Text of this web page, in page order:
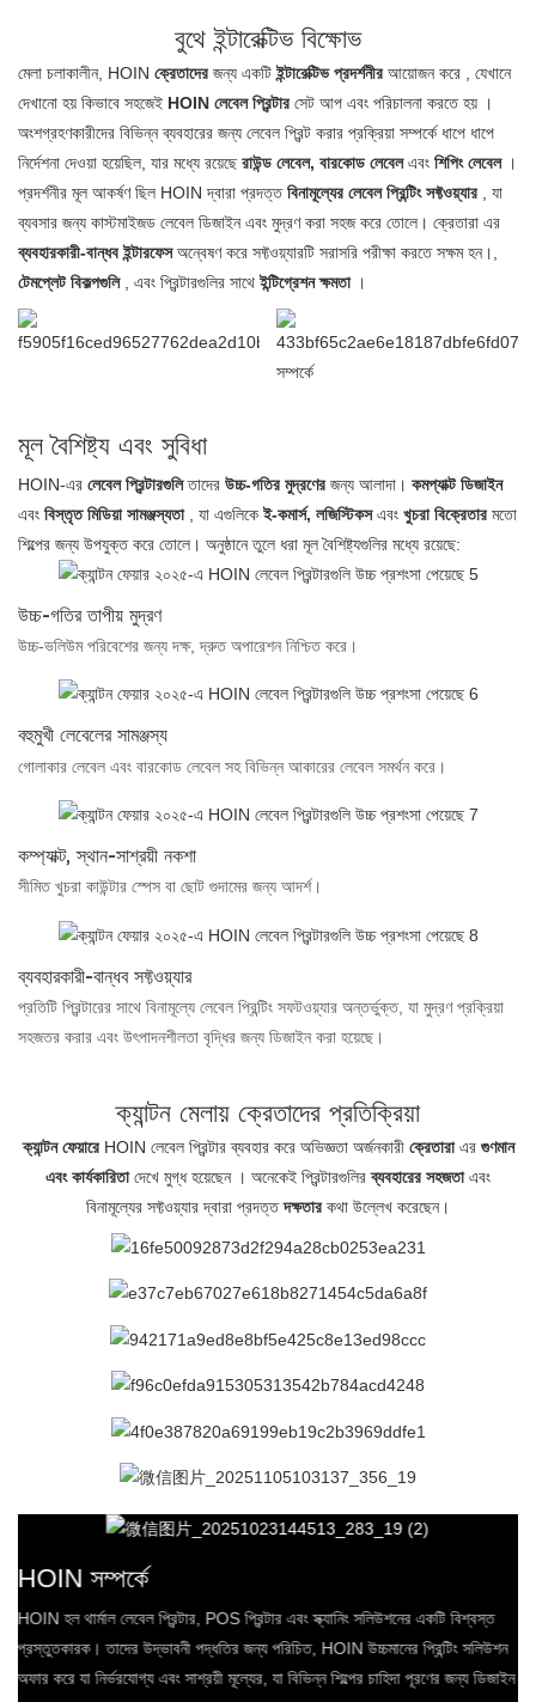
বুথে ইন্টারেক্টিভ বিক্ষোভ
মেলা চলাকালীন, HOIN ক্রেতাদের জন্য একটিইন্টারেক্টিভ প্রদর্শনীর আয়োজন করে
, যেখানে
দেখানো হয় কিভাবে সহজেই HOIN লেবেল প্রিন্টার সেট আপ এবং পরিচালনা করতে হয় ।
অংশগ্রহণকারীদের বিভিন্ন ব্যবহারের জন্য লেবেল প্রিন্ট করার প্রক্রিয়া সম্পর্কে ধাপে ধাপে
নির্দেশনা দেওয়া হয়েছিল, যার মধ্যে রয়েছে রাউন্ড লেবেল, বারকোড লেবেল এবং শিপিং লেবেল ।
প্রদর্শনীর মূল আকর্ষণ ছিল HOIN দ্বারা প্রদত্তবিনামূল্যের লেবেল প্রিন্টিং সফ্টওয়্যার , যা
ব্যবসার জন্য কাস্টমাইজড লেবেল ডিজাইন এবং মুদ্রণ করা সহজ করে তোলে। ক্রেতারা এর
ব্যবহারকারী-বান্ধব ইন্টারফেস অন্বেষণ করে সফ্টওয়্যারটি সরাসরি পরীক্ষা করতে সক্ষম হন।
টেমপ্লেট বিকল্পগুলি
, এবং প্রিন্টারগুলির সাথে ইন্টিগ্রেশন ক্ষমতা।
মূল বৈশিষ্ট্য এবং সুবিধা
HOIN-এর লেবেল প্রিন্টারগুলিতাদের উচ্চ-গতির মুদ্রণের জন্য আলাদা। কমপ্যাক্ট ডিজাইন
এবং বিস্তৃত মিডিয়া সামঞ্জস্যতা, যা এগুলিকেই-কমার্স, লজিস্টিকসএবং খুচরা বিক্রেতার মতো
শিল্পের জন্য উপযুক্ত করে তোলে। অনুষ্ঠানে তুলে ধরা মূল বৈশিষ্ট্যগুলির মধ্যে রয়েছে:
উচ্চ-গতির তাপীয় মুদ্রণ
উচ্চ-ভলিউম পরিবেশের জন্য দক্ষ, দ্রুত অপারেশন নিশ্চিত করে।
বহুমুখী লেবেলের সামঞ্জস্য
গোলাকার লেবেল এবং বারকোড লেবেল সহ বিভিন্ন আকারের লেবেল সমর্থন করে।
কম্প্যাক্ট, স্থান-সাশ্রয়ী নকশা
সীমিত খুচরা কাউন্টার স্পেস বা ছোট গুদামের জন্য আদর্শ।
ব্যবহারকারী-বান্ধব সফ্টওয়্যার
প্রতিটি প্রিন্টারের সাথে বিনামূল্যে লেবেল প্রিন্টিং সফটওয়্যার অন্তর্ভুক্ত, যা মুদ্রণ প্রক্রিয়া
সহজতর করার এবং উৎপাদনশীলতা বৃদ্ধির জন্য ডিজাইন করা হয়েছে।
ক্যান্টন মেলায় ক্রেতাদের প্রতিক্রিয়া
ক্যান্টন ফেয়ারে HOIN লেবেল প্রিন্টার ব্যবহার করে অভিজ্ঞতা অর্জনকারী ক্রেতারাএর গুণমান
এবং কার্যকারিতা দেখে মুগ্ধ হয়েছেন । অনেকেই প্রিন্টারগুলির ব্যবহারের সহজতাএবং
বিনামূল্যের সফ্টওয়্যার দ্বারা প্রদত্ত দক্ষতার কথা উল্লেখ করেছেন।
HOIN সম্পর্কে
HOIN হল থার্মাল লেবেল প্রিন্টার, POS প্রিন্টার এবং স্ক্যানিং সলিউশনের একটি বিশ্বস্ত
প্রস্তুতকারক। তাদের উদ্ভাবনী পদ্ধতির জন্য পরিচিত, HOIN উচ্চমানের প্রিন্টিং সলিউশন
অফার করে যা নির্ভরযোগ্য এবং সাশ্রয়ী মূল্যের, যা বিভিন্ন শিল্পের চাহিদা পূরণের জন্য ডিজাইন